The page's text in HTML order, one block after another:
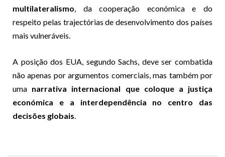
multilateralismo, da cooperação económica e do
respeito pelas trajectórias de desenvolvimento dos países
mais vulneráveis.
A posição dos EUA, segundo Sachs, deve ser combatida
não apenas por argumentos comerciais, mas também por
uma narrativa internacional que coloque a justiça
económica e a interdependência no centro das
decisões globais.